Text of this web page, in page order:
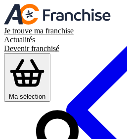
Je trouve ma franchise
Actualités
Devenir franchisé
Ma sélection